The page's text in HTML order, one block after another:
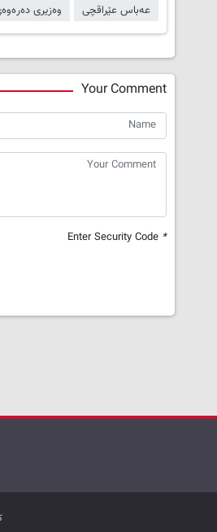
عەباس عێراقچی وەزیری
Your Comment
*